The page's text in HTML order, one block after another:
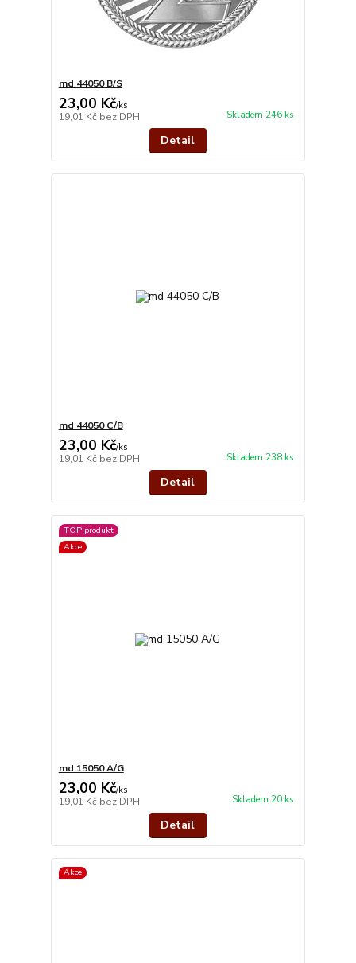
md 44050 B/S
23,00 Kč/ks
19,01 Kč bez DPH Skladem 246 ks
Detail
md 44050 C/B
23,00 Kč/ks
19,01 Kč bez DPH Skladem 238 ks
Detail
TOP produkt
Akce
md 15050 A/G
23,00 Kč/ks
19,01 Kč bez DPH Skladem 20 ks
Detail
Akce